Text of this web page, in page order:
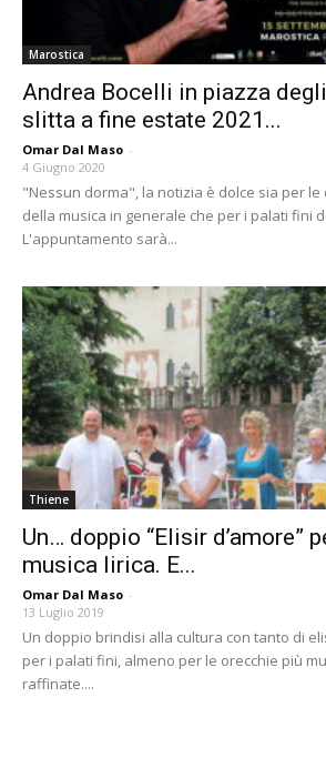
Marostica
Andrea Bocelli in piazza
slitta a fine estate 2021...
Omar Dal Maso -
4 Giugno 2020
"Nessun dorma", la notizia è dolce sia per le
della musica in generale che per i palati fini
L'appuntamento sarà...
Thiene
Un… doppio “Elisir d’amore”
musica lirica. E...
Omar Dal Maso -
13 Luglio 2019
Un doppio brindisi alla cultura con tanto di
per i palati fini, almeno per le orecchie più
raffinate....